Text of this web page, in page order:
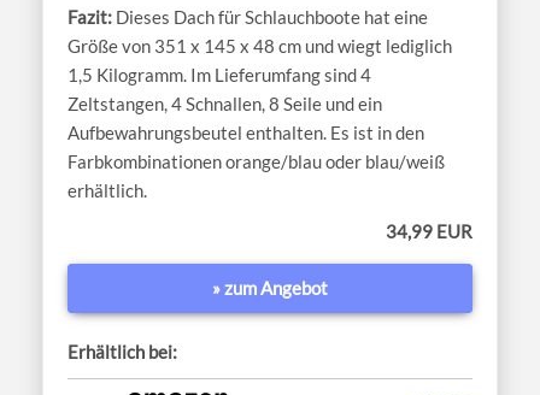
Dieses Dach für Schlauchboote hat eine
Größe von 351 x 145 x 48 cm und wiegt lediglich
1,5 Kilogramm. Im Lieferumfang sind 4
Zeltstangen, 4 Schnallen, 8 Seile und ein
Aufbewahrungsbeutel enthalten. Es ist in den
Farbkombinationen orange/blau oder blau/weiß
erhältlich.
34,99 EUR
» zum Angebot
Erhältlich bei: